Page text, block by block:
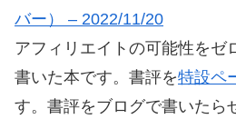
バー） – 2022/11/20
アフィリエイトの可能性をゼ
書いた本です。書評を特設ペ
す。書評をブログで書いたら